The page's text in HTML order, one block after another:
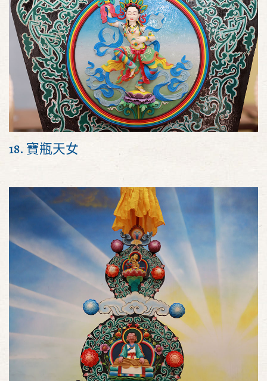
18. 寶瓶天女